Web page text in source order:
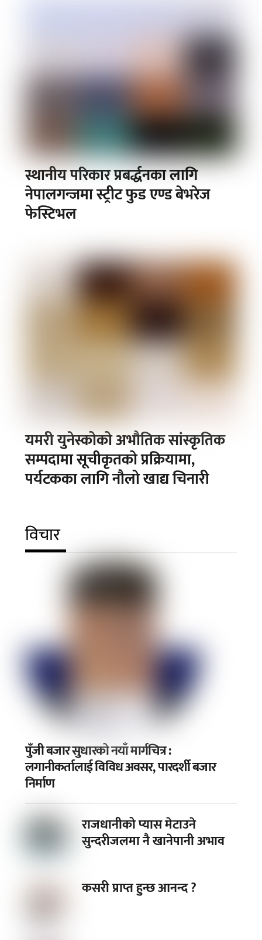
स्थानीय परिकार प्रबर्द्धनका लागि
नेपालगन्जमा स्ट्रीट फुड एण्ड बेभरेज
फेस्टिभल
यमरी युनेस्कोको अभौतिक सांस्कृतिक
सम्पदामा सूचीकृतको प्रक्रियामा,
पर्यटकका लागि नौलो खाद्य चिनारी
विचार
पुँजी बजार सुधारको नयाँ मार्गचित्र :
लगानीकर्तालाई विविध अवसर, पारदर्शी बजार
निर्माण
राजधानीको प्यास मेटाउने
सुन्दरीजलमा नै खानेपानी अभाव
कसरी प्राप्त हुन्छ आनन्द ?